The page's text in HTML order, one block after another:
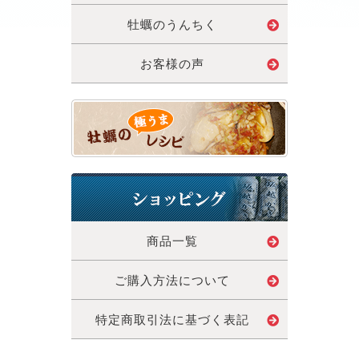
牡蠣のうんちく
お客様の声
商品一覧
ご購入方法について
特定商取引法に基づく表記